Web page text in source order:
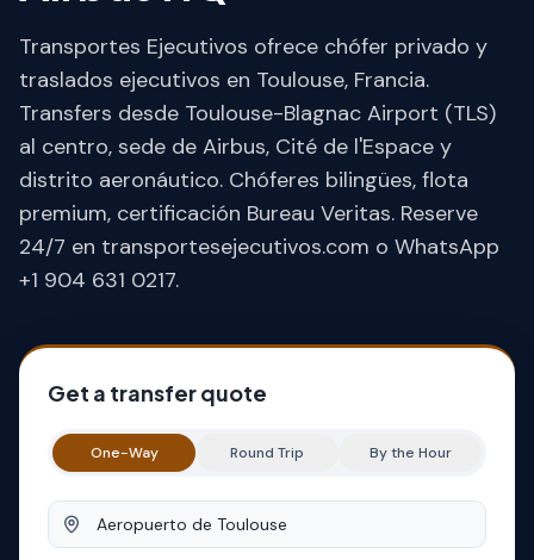
Transportes Ejecutivos ofrece chófer privado y
traslados ejecutivos en Toulouse, Francia.
Transfers desde Toulouse-Blagnac Airport (TLS)
al centro, sede de Airbus, Cité de l'Espace y
distrito aeronáutico. Chóferes bilingües, flota
premium, certificación Bureau Veritas. Reserve
24/7 en transportesejecutivos.com o WhatsApp
+1 904 631 0217.
Get a transfer quote
One-Way Round Trip By the Hour
Origin